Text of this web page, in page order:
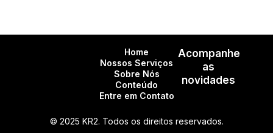
Home
Nossos Serviços
Sobre Nós
Conteúdo
Entre em Contato
Acompanhe
as
novidades
© 2025 KR2. Todos os direitos reservados.